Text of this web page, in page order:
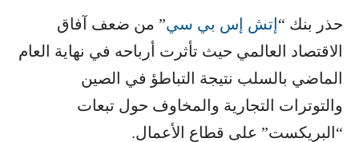
حذر بنك “​ إتش إس بي سي​” من ضعف آفاق
الاقتصاد العالمي حيث تأثرت أرباحه في نهاية العام
الماضي بالسلب نتيجة التباطؤ في الصين
والتوترات التجارية والمخاوف حول تبعات
“البريكست” على قطاع الأعمال.